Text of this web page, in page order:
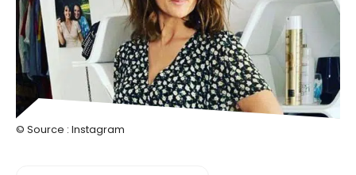
© Source : Instagram